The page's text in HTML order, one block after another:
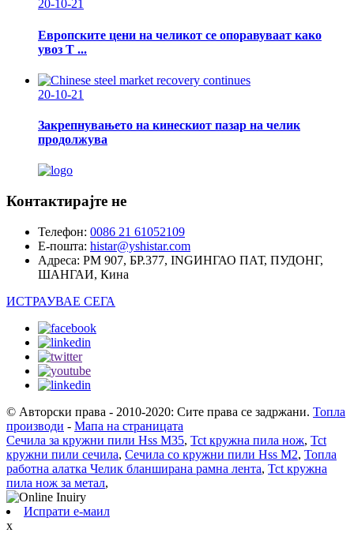
20-10-21
Европските цени на челикот се опоравуваат како
увоз Т ...
20-10-21
Закрепнувањето на кинескиот пазар на челик
продолжува
Контактирајте не
Телефон: 0086 21 61052109
Е-пошта: histar@yshistar.com
Адреса: РМ 907, БР.377, INGИНГАО ПАТ, ПУДОНГ,
ШАНГАИ, Кина
ИСТРАУВАЕ СЕГА
© Авторски права - 2010-2020: Сите права се задржани. Топла
производи - Мапа на страницата
Сечила за кружни пили Hss M35, Tct кружна пила нож, Tct
кружни пили сечила, Сечила со кружни пили Hss M2, Топла
работна алатка Челик бланширана рамна лента, Tct кружна
пила нож за метал,
Испрати е-маил
x